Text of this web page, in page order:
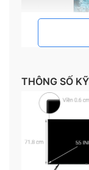
Hình ảnh
phân giải
THÔNG SỐ